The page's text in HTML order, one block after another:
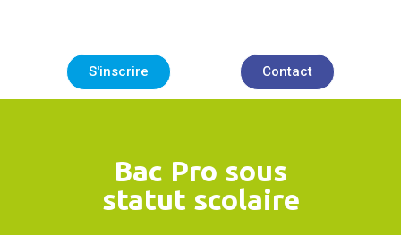
S'inscrire Contact
Bac Pro sous
statut scolaire